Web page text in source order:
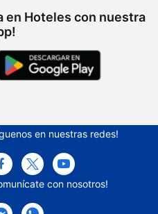
de conveniencia
a petición
humo
en Hoteles con nuestra
en nuestras redes!
con nosotros!